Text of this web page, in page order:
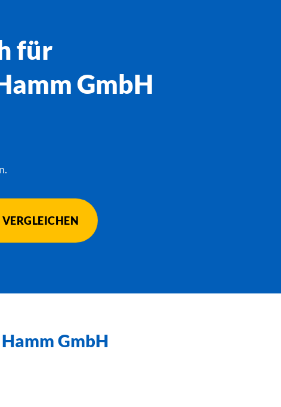
für
GmbH
GmbH